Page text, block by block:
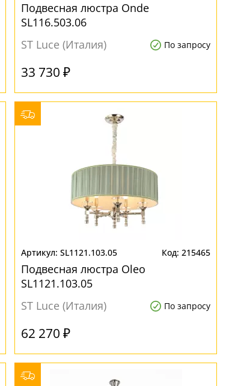
Подвесная люстра Onde
SL116.503.06
ST Luce (Италия)
По запросу
33 730 ₽
SL1121.103.05 215465
Подвесная люстра Oleo
SL1121.103.05
ST Luce (Италия)
По запросу
62 270 ₽